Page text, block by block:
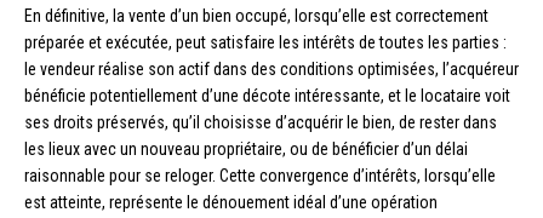
En définitive, la vente d’un bien occupé, lorsqu’elle est correctement
préparée et exécutée, peut satisfaire les intérêts de toutes les parties :
le vendeur réalise son actif dans des conditions optimisées, l’acquéreur
bénéficie potentiellement d’une décote intéressante, et le locataire voit
ses droits préservés, qu’il choisisse d’acquérir le bien, de rester dans
les lieux avec un nouveau propriétaire, ou de bénéficier d’un délai
raisonnable pour se reloger. Cette convergence d’intérêts, lorsqu’elle
est atteinte, représente le dénouement idéal d’une opération